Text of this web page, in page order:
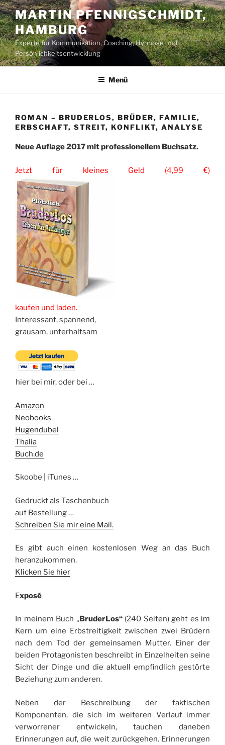
Zum
Inhalt
springen
MARTIN PFENNIGSCHMIDT,
HAMBURG
Experte für Kommunikation, Coaching, Hypnose und
Persönlichkeitsentwicklung
Menü
ROMAN – BRUDERLOS, BRÜDER, FAMILIE,
ERBSCHAFT, STREIT, KONFLIKT, ANALYSE
Neue Auflage 2017 mit professionellem Buchsatz.
Jetzt für kleines Geld (4,99 €)
kaufen und laden.
Interessant, spannend,
grausam, unterhaltsam
hier bei mir, oder bei …
Amazon
Neobooks
Hugendubel
Thalia
Buch.de
Skoobe | iTunes …
Gedruckt als Taschenbuch
auf Bestellung …
Schreiben Sie mir eine Mail.
Es gibt auch einen kostenlosen Weg an das Buch
heranzukommen.
Klicken Sie hier
Exposé
In meinem Buch „BruderLos“(240 Seiten) geht es im
Kern um eine Erbstreitigkeit zwischen zwei Brüdern
nach dem Tod der gemeinsamen Mutter. Einer der
beiden Protagonisten beschreibt in Einzelheiten seine
Sicht der Dinge und die aktuell empfindlich gestörte
Beziehung zum anderen.
Neben der Beschreibung der faktischen
Komponenten, die sich im weiteren Verlauf immer
verworrener entwickeln, tauchen daneben
Erinnerungen auf, die weit zurückgehen. Erinnerungen